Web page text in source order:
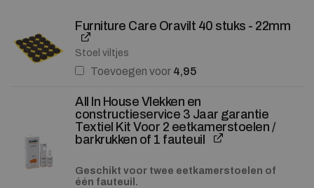
Furniture Care Oravilt 40 stuks - 22mm
Stoel viltjes
Toevoegen voor 4,95
All In House Vlekken en
constructieservice 3 Jaar garantie
Textiel Kit Voor 2 eetkamerstoelen /
barkrukken of 1 fauteuil
Geschikt voor twee eetkamerstoelen of
één fauteuil.